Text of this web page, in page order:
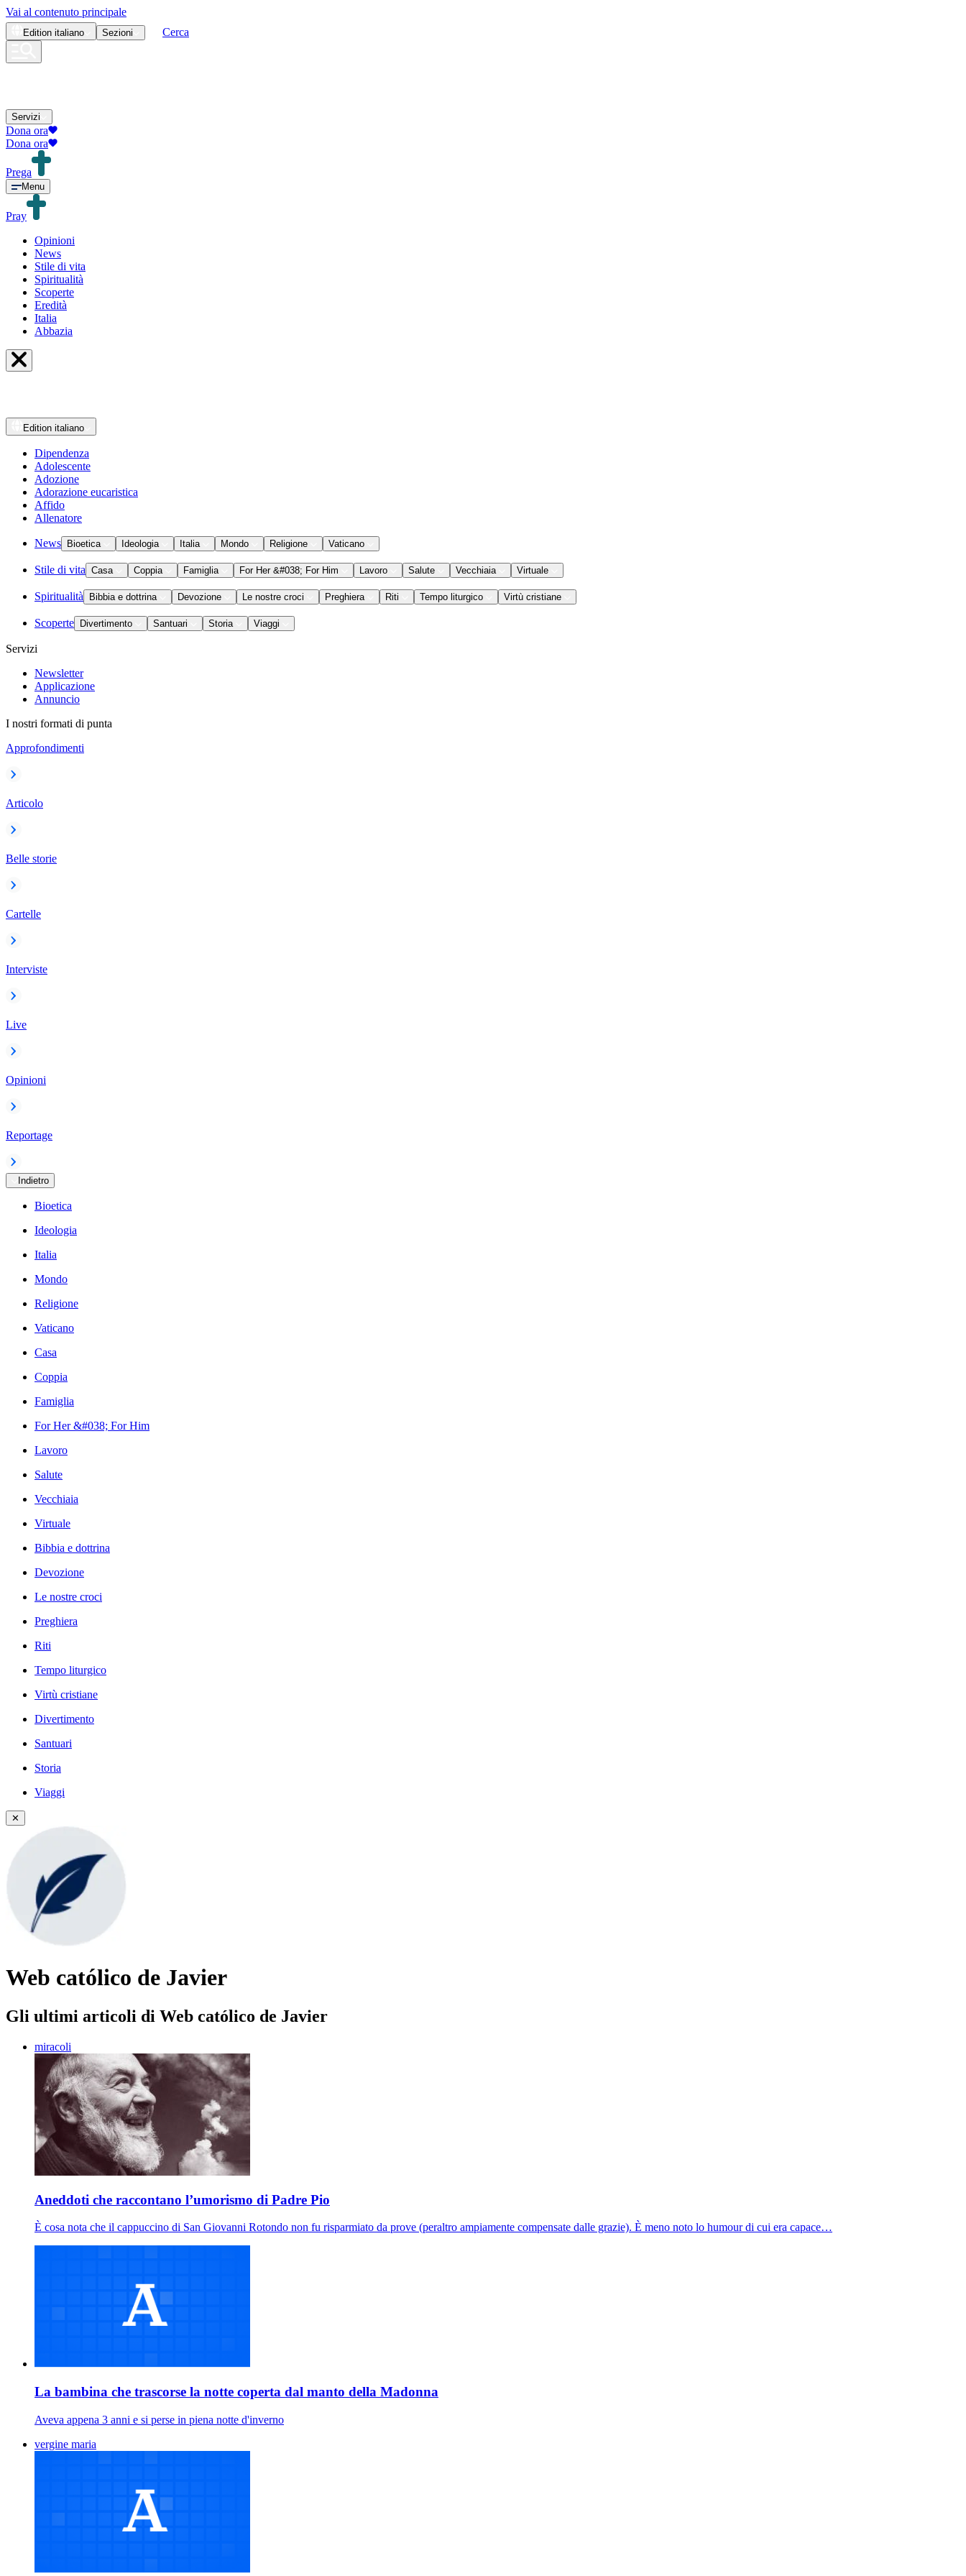
Vai al contenuto principale
Edition italiano Sezioni Cerca
Servizi
Dona ora
Dona ora
Prega
Menu
Pray
Opinioni
News
Stile di vita
Spiritualità
Scoperte
Eredità
Italia
Abbazia
Edition italiano
Dipendenza
Adolescente
Adozione
Adorazione eucaristica
Affido
Allenatore
News Bioetica Ideologia Italia Mondo Religione Vaticano
Stile di vita Casa Coppia Famiglia For Her &#038; For Him Lavoro Salute Vecchiaia Virtuale
Spiritualità Bibbia e dottrina Devozione Le nostre croci Preghiera Riti Tempo liturgico Virtù cristiane
Scoperte Divertimento Santuari Storia Viaggi
Servizi
Newsletter
Applicazione
Annuncio
I nostri formati di punta
Approfondimenti
Articolo
Belle storie
Cartelle
Interviste
Live
Opinioni
Reportage
Indietro
Bioetica
Ideologia
Italia
Mondo
Religione
Vaticano
Casa
Coppia
Famiglia
For Her &#038; For Him
Lavoro
Salute
Vecchiaia
Virtuale
Bibbia e dottrina
Devozione
Le nostre croci
Preghiera
Riti
Tempo liturgico
Virtù cristiane
Divertimento
Santuari
Storia
Viaggi
✕
Web católico de Javier
Gli ultimi articoli di Web católico de Javier
miracoli
Aneddoti che raccontano l’umorismo di Padre Pio
È cosa nota che il cappuccino di San Giovanni Rotondo non fu risparmiato da prove (peraltro ampiamente compensate dalle grazie). È meno noto lo humour di cui era capace…
La bambina che trascorse la notte coperta dal manto della Madonna
Aveva appena 3 anni e si perse in piena notte d'inverno
vergine maria